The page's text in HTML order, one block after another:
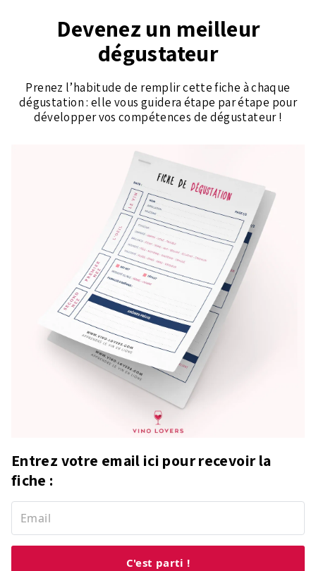
Devenez un meilleur
dégustateur
Prenez l’habitude de remplir cette fiche à chaque
dégustation : elle vous guidera étape par étape pour
développer vos compétences de dégustateur !
Entrez votre email ici pour recevoir la
fiche :
C'est parti !